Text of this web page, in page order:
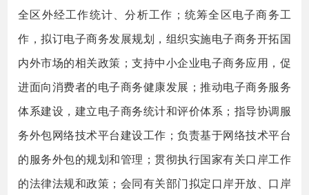
全区外经工作统计、分析工作；统筹全区电子商务工
作，拟订电子商务发展规划，组织实施电子商务开拓国
内外市场的相关政策；支持中小企业电子商务应用，促
进面向消费者的电子商务健康发展；推动电子商务服务
体系建设，建立电子商务统计和评价体系；指导协调服
务外包网络技术平台建设工作；负责基于网络技术平台
的服务外包的规划和管理；贯彻执行国家有关口岸工作
的法律法规和政策；会同有关部门拟定口岸开放、口岸